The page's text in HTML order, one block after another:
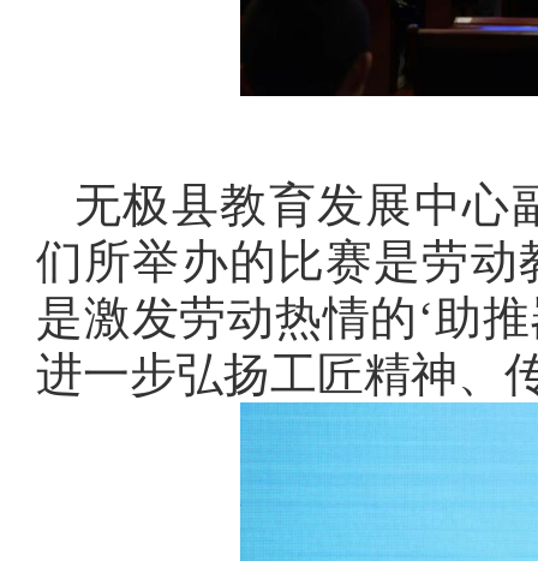
无极县教育发展中心
们所举办的比赛是劳动
是激发劳动热情的‘助
进一步弘扬工匠精神、